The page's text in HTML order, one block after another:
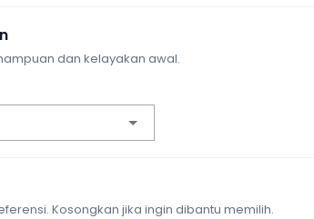
dan kelayakan awal.
Kosongkan jika ingin dibantu memilih.